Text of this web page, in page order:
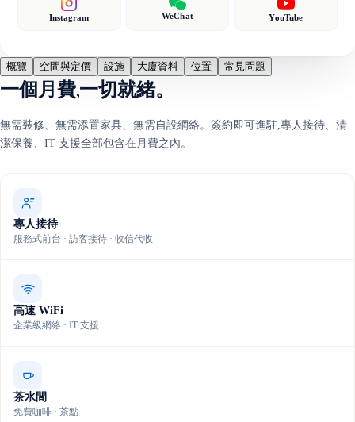
Instagram WeChat YouTube
概覽 空間與定價 設施 大廈資料 位置 常見問題
一個月費,一切就緒。
無需裝修、無需添置家具、無需自設網絡。簽約即可進駐,專人接待、清
潔保養、IT 支援全部包含在月費之內。
專人接待
服務式前台 · 訪客接待 · 收信代收
高速 WiFi
企業級網絡 · IT 支援
茶水間
免費咖啡 · 茶點